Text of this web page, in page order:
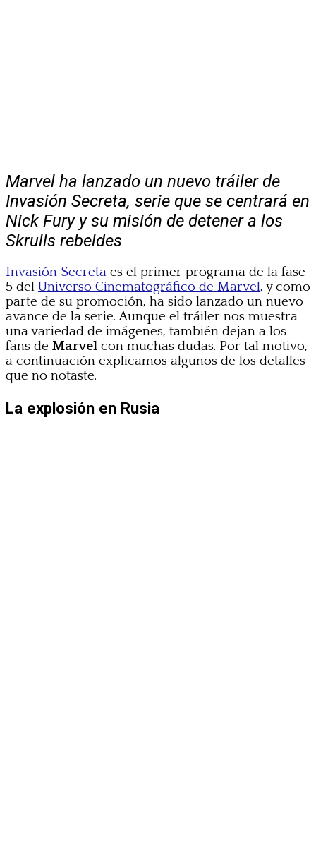
Marvel ha lanzado un nuevo tráiler de
Invasión Secreta, serie que se centrará en
Nick Fury y su misión de detener a los
Skrulls rebeldes
Invasión Secreta es el primer programa de la fase
5 del Universo Cinematográfico de Marvel, y como
parte de su promoción, ha sido lanzado un nuevo
avance de la serie. Aunque el tráiler nos muestra
una variedad de imágenes, también dejan a los
fans de Marvel con muchas dudas. Por tal motivo,
a continuación explicamos algunos de los detalles
que no notaste.
La explosión en Rusia